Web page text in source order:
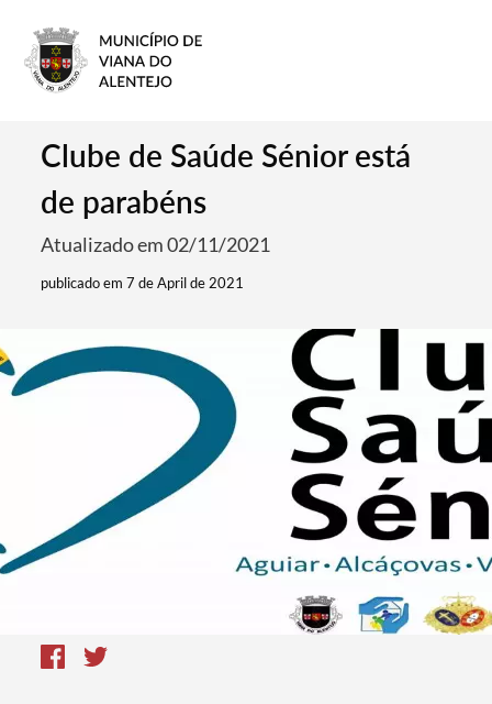
Clube de Saúde Sénior está
de parabéns
Atualizado em 02/11/2021
publicado em 7 de April de 2021